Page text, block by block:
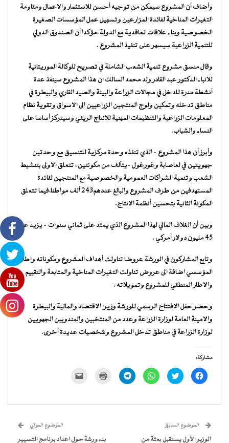
وأضاف أن المشروع سيمكن من توجيه أحسن للاستثمار والاعمال ومقاومة
التغيرات المناخية لفائدة المزارعين وتسهيل عمل المؤسسات الصغيرة
الخصوصية وبناء علاقات تعاقدية مع الدولة ،مؤكدا أن الصندوق الدولي
للتنمية الزراعية سيسهر على تنفيذ المشروع .
وقال منسق مشروع تنمية الشعب الشاملة في تصريح للوكالة الموريتانية
للانباء الدكتور عبد القادر ولد محمد السالك ان هذا المشروع سينفذ عدة
أنشطة مدرة للدخل في مجالات الزراعة والبيئة والصيد القاري والبيطرة في
مناطق تدخله وتمكين ولوج المنتجين الزراعيين الى الاسواق وتقوية نظام
المعلومات الزراعية والتنظيمات المهنية للانتاج الريفي وسيتركز أساسا على
النساء والشباب.
وأبرز أن هذا المشروع – الذي تنفذه وحدة مركزية للتنسيق مع وحدتين
جهويتين في لعاصابة وغورغول -يتألف من مكونتين ، تتعلق الاولى بتنشيط
الشعب وتنمية الشراكات العمومية والخصوصية مع المنتجين لفائدة
المستهدفين من طرف المشروع والبالغ عددهم243 ألف مواطنا،فيما تتعلق
المكونة الثانية بتحسين أنظمة الانتاج.
وبين أن الغلاف المالي لهذا المشروع الذي يمتد على ثماني سنوات – يزيد على
45 مليون دولار أمركي .
وتابع المشاركون في الورشة عروضا تناولت أهداف المشروع ومكوناته واطاره
المؤسسي اضافة الى عروض تناولت التغيرات المناخية والمتابعة والتقييم
والاطار المنطقي للمشروع وتمويلاته .
وحضر حفل الافتتاح الرسمي للورشة وزيرا الاقتصاد والمالية والبيطرة
والامينة العامة لوزارة الزراعة وعدد من المنتخبين والمندوبين الجهويين
لوزارة الزراعة في مناطق تدخل المشروع وشخصيات عديدة أخرى.
مشاركة:
انقر
للمشاركة
في
اضغط
للمشاركة
في
انقر
للمشاركة
في
انقر
للمشاركة
في
للطباعة
جديدة) الإلكتروني
نافذة
الموضوع السابق
الوزير الأول يستقبل بعثة من
الموضوع الموالي
بدء ورشة حول اعداد برنامج التسيير